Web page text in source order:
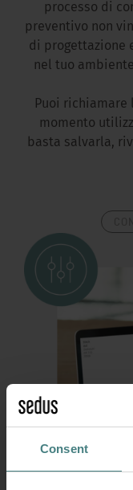
Consent
processo di
preventivo non
di progettazione
nel tuo
Puoi richiamare
momento
basta salvarla,